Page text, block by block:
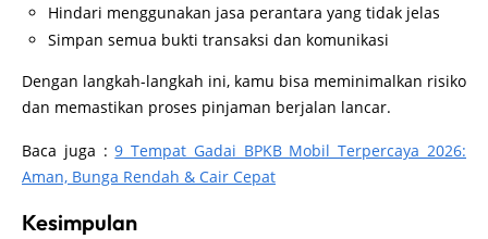
Hindari menggunakan jasa perantara yang tidak jelas
Simpan semua bukti transaksi dan komunikasi
Dengan langkah-langkah ini, kamu bisa meminimalkan risiko
dan memastikan proses pinjaman berjalan lancar.
Baca juga :9 Tempat Gadai BPKB Mobil Terpercaya 2026:
Aman, Bunga Rendah & Cair Cepat
Kesimpulan